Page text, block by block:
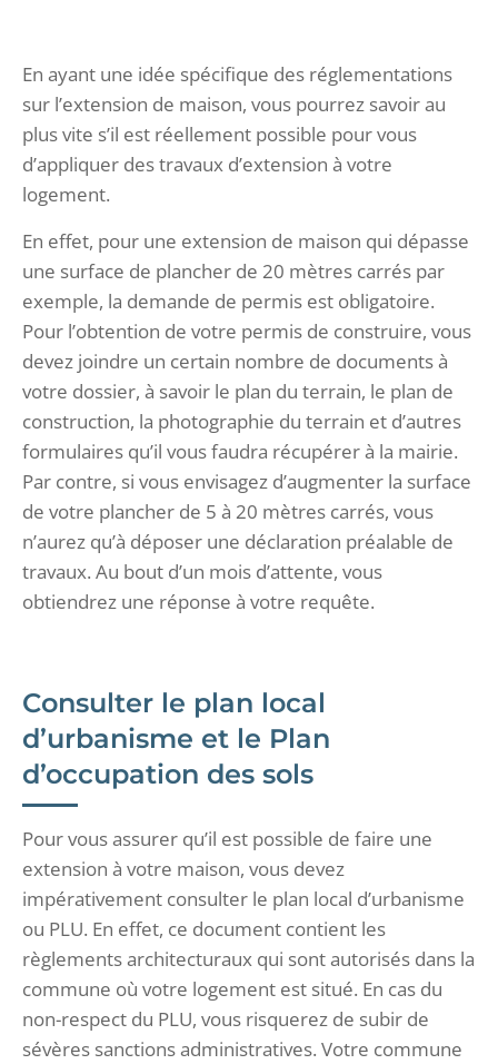
En ayant une idée spécifique des réglementations
sur l’extension de maison, vous pourrez savoir au
plus vite s’il est réellement possible pour vous
d’appliquer des travaux d’extension à votre
logement.
En effet, pour une extension de maison qui dépasse
une surface de plancher de 20 mètres carrés par
exemple, la demande de permis est obligatoire.
Pour l’obtention de votre permis de construire, vous
devez joindre un certain nombre de documents à
votre dossier, à savoir le plan du terrain, le plan de
construction, la photographie du terrain et d’autres
formulaires qu’il vous faudra récupérer à la mairie.
Par contre, si vous envisagez d’augmenter la surface
de votre plancher de 5 à 20 mètres carrés, vous
n’aurez qu’à déposer une déclaration préalable de
travaux. Au bout d’un mois d’attente, vous
obtiendrez une réponse à votre requête.
Consulter le plan local
d’urbanisme et le Plan
d’occupation des sols
Pour vous assurer qu’il est possible de faire une
extension à votre maison, vous devez
impérativement consulter le plan local d’urbanisme
ou PLU. En effet, ce document contient les
règlements architecturaux qui sont autorisés dans la
commune où votre logement est situé. En cas du
non-respect du PLU, vous risquerez de subir de
sévères sanctions administratives. Votre commune